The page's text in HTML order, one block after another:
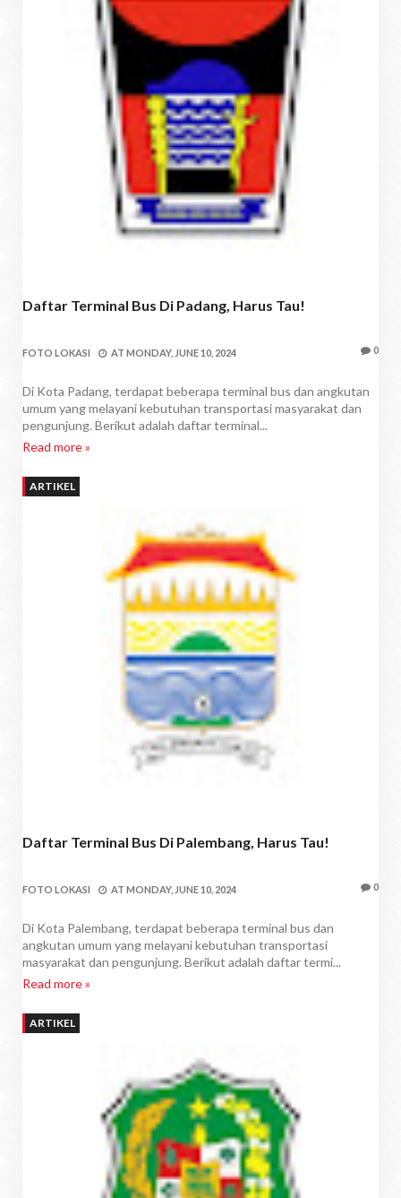
Daftar Terminal Bus Di Padang, Harus Tau!
FOTO LOKASI AT MONDAY, JUNE 10, 2024 0
Di Kota Padang, terdapat beberapa terminal bus dan angkutan
umum yang melayani kebutuhan transportasi masyarakat dan
pengunjung. Berikut adalah daftar terminal...
Read more »
ARTIKEL
Daftar Terminal Bus Di Palembang, Harus Tau!
FOTO LOKASI AT MONDAY, JUNE 10, 2024 0
Di Kota Palembang, terdapat beberapa terminal bus dan
angkutan umum yang melayani kebutuhan transportasi
masyarakat dan pengunjung. Berikut adalah daftar termi...
Read more »
ARTIKEL